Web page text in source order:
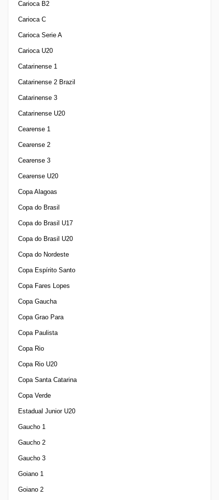
Carioca B2
Carioca C
Carioca Serie A
Carioca U20
Catarinense 1
Catarinense 2 Brazil
Catarinense 3
Catarinense U20
Cearense 1
Cearense 2
Cearense 3
Cearense U20
Copa Alagoas
Copa do Brasil
Copa do Brasil U17
Copa do Brasil U20
Copa do Nordeste
Copa Espírito Santo
Copa Fares Lopes
Copa Gaucha
Copa Grao Para
Copa Paulista
Copa Rio
Copa Rio U20
Copa Santa Catarina
Copa Verde
Estadual Junior U20
Gaucho 1
Gaucho 2
Gaucho 3
Goiano 1
Goiano 2